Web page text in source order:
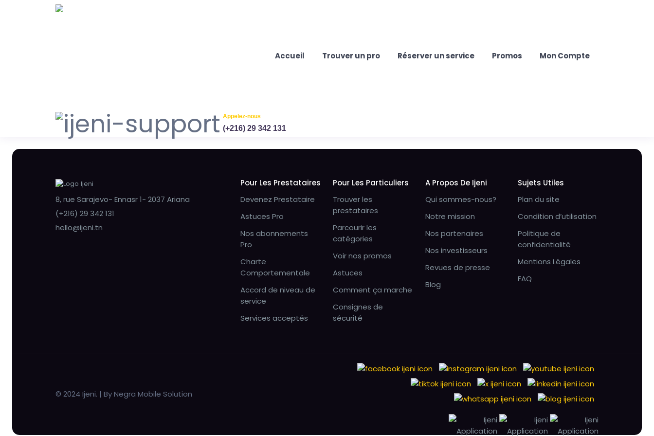
Accueil Trouver un pro Réserver un service Promos Mon Compte
Appelez-nous
(+216) 29 342 131
8, rue Sarajevo- Ennasr 1- 2037 Ariana
(+216) 29 342 131
hello@ijeni.tn
Pour Les Prestataires
Devenez Prestataire
Astuces Pro
Nos abonnements
Pro
Charte
Comportementale
Accord de niveau de
service
Services acceptés
Pour Les Particuliers
Trouver les
prestataires
Parcourir les
catégories
Voir nos promos
Astuces
Comment ça marche
Consignes de
sécurité
A Propos De Ijeni
Qui sommes-nous?
Notre mission
Nos partenaires
Nos investisseurs
Revues de presse
Blog
Sujets Utiles
Plan du site
Condition d’utilisation
Politique de
confidentialité
Mentions Légales
FAQ
© 2024 Ijeni. | By Negra Mobile Solution